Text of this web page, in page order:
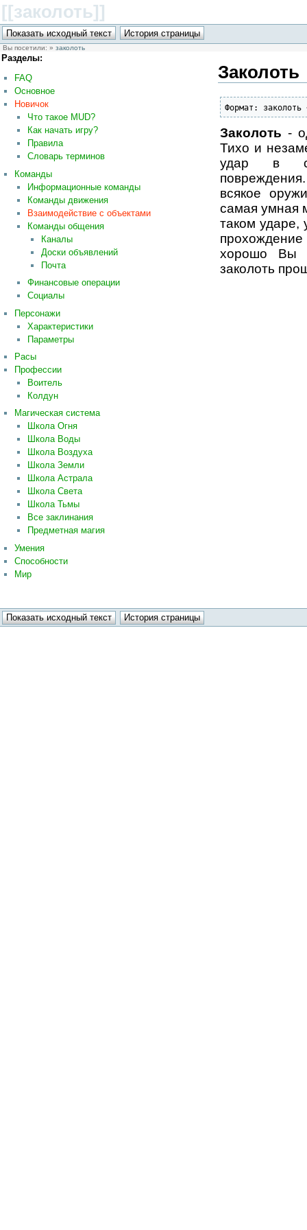
[[заколоть]]
Вы посетили: » заколоть
Разделы:
FAQ
Основное
Новичок
Что такое MUD?
Как начать игру?
Правила
Словарь терминов
Команды
Информационные команды
Команды движения
Взаимодействие с объектами
Команды общения
Каналы
Доски объявлений
Почта
Финансовые операции
Социалы
Персонажи
Характеристики
Параметры
Расы
Профессии
Воитель
Колдун
Магическая система
Школа Огня
Школа Воды
Школа Воздуха
Школа Земли
Школа Астрала
Школа Света
Школа Тьмы
Все заклинания
Предметная магия
Умения
Способности
Мир
Заколоть
Формат: заколоть
Заколоть -
Тихо и
удар в
всякое
самая умная
таком ударе,
прохождение
хорошо Вы
заколоть